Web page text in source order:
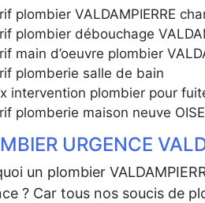
plombier VALDAMPIERRE
plombier débouchage
main d’oeuvre plombier
plomberie salle de bain
intervention plombier pour
plomberie maison neuve OISE
URGENCE
un plombier
? Car tous nos soucis de